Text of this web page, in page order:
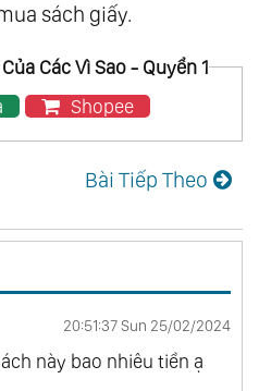
sách giấy.
Các Vì Sao - Quyển 1
Shopee
Bài Tiếp Theo
20:51:37 Sun 25/02/2024
này bao nhiêu tiền ạ